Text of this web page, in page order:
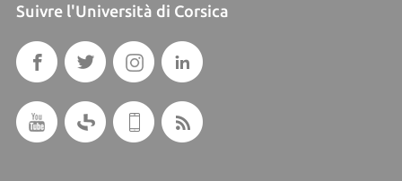
Suivre l'Università di Corsica